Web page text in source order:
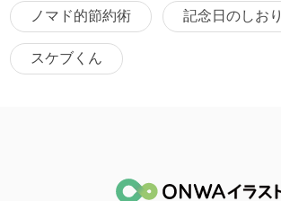
ノマド的節約術 記念日のしおり
スケブくん